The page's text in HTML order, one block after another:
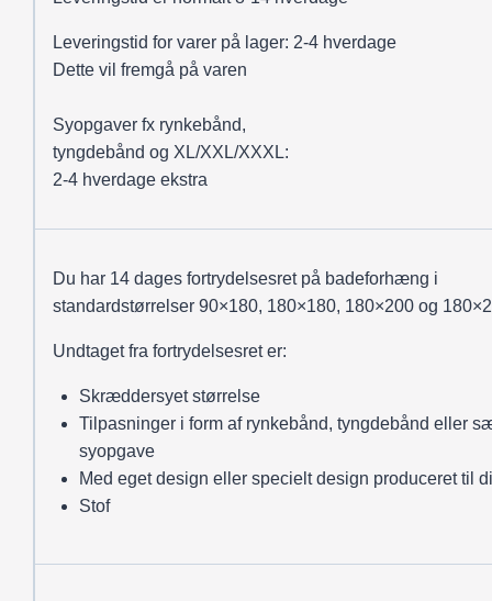
Leveringstid for varer på lager: 2-4 hverdage
Dette vil fremgå på varen
Syopgaver fx rynkebånd,
tyngdebånd og XL/XXL/XXXL:
2-4 hverdage ekstra
Du har 14 dages fortrydelsesret på badeforhæng i
standardstørrelser 90×180, 180×180, 180×200 og
Undtaget fra fortrydelsesret er:
Skræddersyet størrelse
Tilpasninger i form af rynkebånd, tyngdebånd eller
syopgave
Med eget design eller specielt design produceret til
Stof